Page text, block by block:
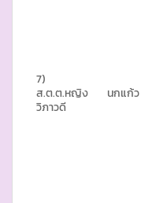
7)
ส.ต.ต.หญิง
วิภาวดี
นกแก้ว